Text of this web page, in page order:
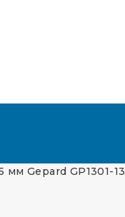
мм Gepard GP1301-13